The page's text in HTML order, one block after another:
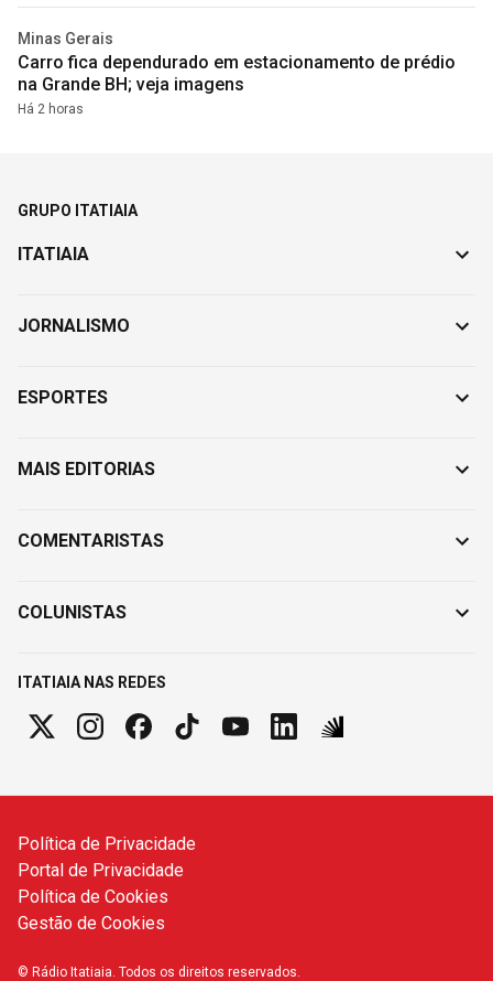
Minas Gerais
Carro fica dependurado em estacionamento de prédio
na Grande BH; veja imagens
Há 2 horas
GRUPO ITATIAIA
ITATIAIA NAS REDES
ITATIAIA
JORNALISMO
ESPORTES
MAIS EDITORIAS
COMENTARISTAS
COLUNISTAS
Política de Privacidade
Portal de Privacidade
Política de Cookies
Gestão de Cookies
© Rádio Itatiaia. Todos os direitos reservados.